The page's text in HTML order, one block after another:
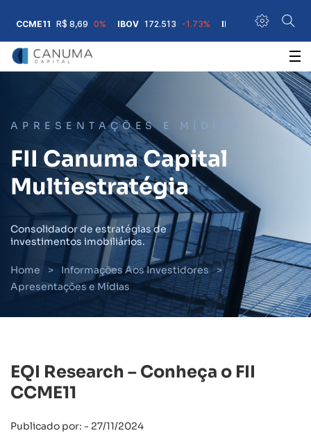
CCME11 R$ 8,69 0% IBOV 172.513 -1.73% IFIX 3.771,15 0.29%
Contraste
Acessibilidade
APRESENTAÇÕES E MÍDIAS
FII Canuma Capital
Multiestratégia
Consolidador de estratégias de
investimentos imobiliários.
Home > Informações Aos Investidores >
Apresentações e Mídias
EQI Research – Conheça o FII
CCME11
Publicado por: - 27/11/2024